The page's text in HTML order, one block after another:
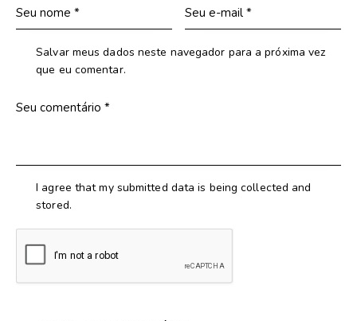
Salvar meus dados neste navegador para a próxima vez
que eu comentar.
I agree that my submitted data is being collected and
stored.